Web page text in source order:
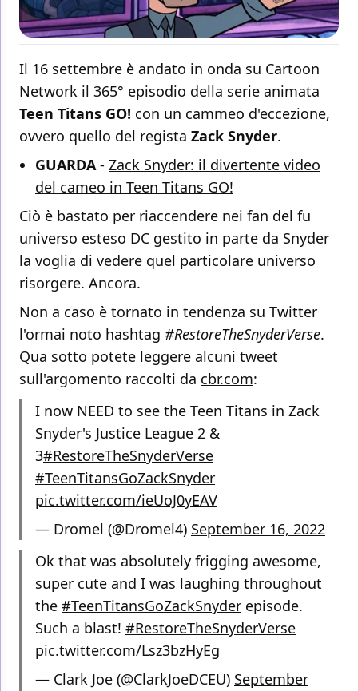
Il 16 settembre è andato in onda su Cartoon
Network il 365° episodio della serie animata
Teen Titans GO! con un cammeo d'eccezione,
ovvero quello del regista Zack Snyder.
GUARDA- Zack Snyder: il divertente video
del cameo in Teen Titans GO!
Ciò è bastato per riaccendere nei fan del fu
universo esteso DC gestito in parte da Snyder
la voglia di vedere quel particolare universo
risorgere. Ancora.
Non a caso è tornato in tendenza su Twitter
l'ormai noto hashtag #RestoreTheSnyderVerse.
Qua sotto potete leggere alcuni tweet
sull'argomento raccolti da cbr.com:
I now NEED to see the Teen Titans in Zack
Snyder's Justice League 2 &
3#RestoreTheSnyderVerse
#TeenTitansGoZackSnyder
pic.twitter.com/ieUoJ0yEAV
— Dromel (@Dromel4) September 16, 2022
Ok that was absolutely frigging awesome,
super cute and I was laughing throughout
the #TeenTitansGoZackSnyder episode.
Such a blast! #RestoreTheSnyderVerse
pic.twitter.com/Lsz3bzHyEg
— Clark Joe (@ClarkJoeDCEU) September